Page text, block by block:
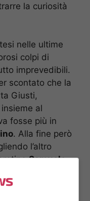
la curiosità
nelle ultime
colpi di
imprevedibili.
scontato che la
Giusti,
al
fosse più in
. Alla fine però
l’altro
Samuele